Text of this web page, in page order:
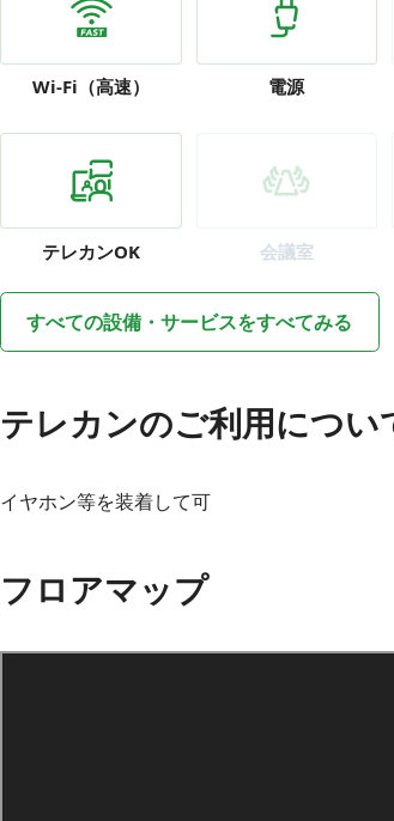
Wi-Fi （高速） 電源
テレカンOK 会議室
すべての設備・サービスをすべてみる
テレカンのご利用につい
イヤホン等を装着して可
フロアマップ